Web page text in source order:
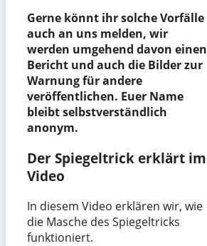
Gerne könnt ihr solche Vorfälle
auch an uns melden, wir
werden umgehend davon einen
Bericht und auch die Bilder zur
Warnung für andere
veröffentlichen. Euer Name
bleibt selbstverständlich
anonym.
Der Spiegeltrick erklärt im
Video
In diesem Video erklären wir, wie
die Masche des Spiegeltricks
funktioniert.